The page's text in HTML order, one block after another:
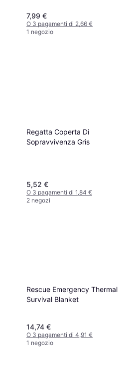
7,99 €
O 3 pagamenti di 2,66 €
1 negozio
Regatta Coperta Di
Sopravvivenza Gris
5,52 €
O 3 pagamenti di 1,84 €
2 negozi
Rescue Emergency Thermal
Survival Blanket
14,74 €
O 3 pagamenti di 4,91 €
1 negozio